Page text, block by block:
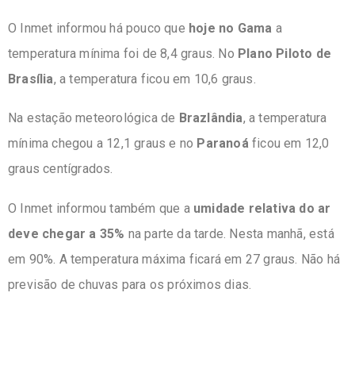
O Inmet informou há pouco que hoje no Gama a
temperatura mínima foi de 8,4 graus. No Plano Piloto de
Brasília, a temperatura ficou em 10,6 graus.
Na estação meteorológica de Brazlândia, a temperatura
mínima chegou a 12,1 graus e no Paranoáficou em 12,0
graus centígrados.
O Inmet informou também que a umidade relativa do ar
deve chegar a 35% na parte da tarde. Nesta manhã, está
em 90%. A temperatura máxima ficará em 27 graus. Não há
previsão de chuvas para os próximos dias.